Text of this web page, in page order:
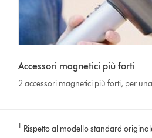
Accessori magnetici più forti
2 accessori magnetici più forti, per
1 Rispetto al modello standard